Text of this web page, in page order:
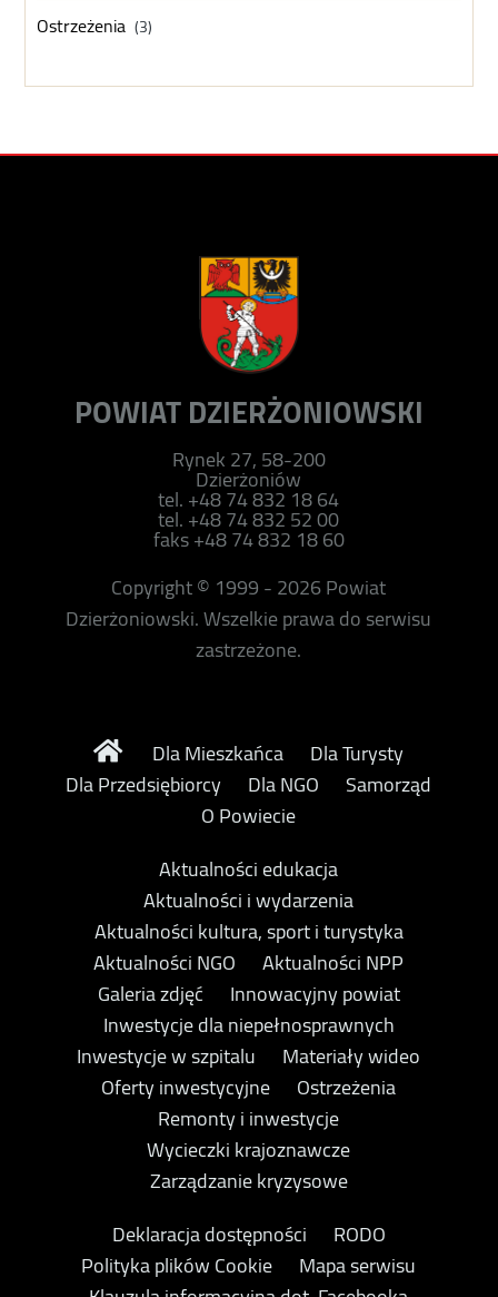
Ostrzeżenia (3)
POWIAT DZIERŻONIOWSKI
Rynek 27, 58-200
Dzierżoniów
tel. +48 74 832 18 64
tel. +48 74 832 52 00
faks +48 74 832 18 60
Copyright © 1999 - 2026 Powiat
Dzierżoniowski. Wszelkie prawa do serwisu
zastrzeżone.
Dla Mieszkańca
Dla Turysty
Dla Przedsiębiorcy
Dla NGO
Samorząd
O Powiecie
Aktualności edukacja
Aktualności i wydarzenia
Aktualności kultura, sport i turystyka
Aktualności NGO
Aktualności NPP
Galeria zdjęć
Innowacyjny powiat
Inwestycje dla niepełnosprawnych
Inwestycje w szpitalu
Materiały wideo
Oferty inwestycyjne
Ostrzeżenia
Remonty i inwestycje
Wycieczki krajoznawcze
Zarządzanie kryzysowe
Deklaracja dostępności
RODO
Polityka plików Cookie
Mapa serwisu